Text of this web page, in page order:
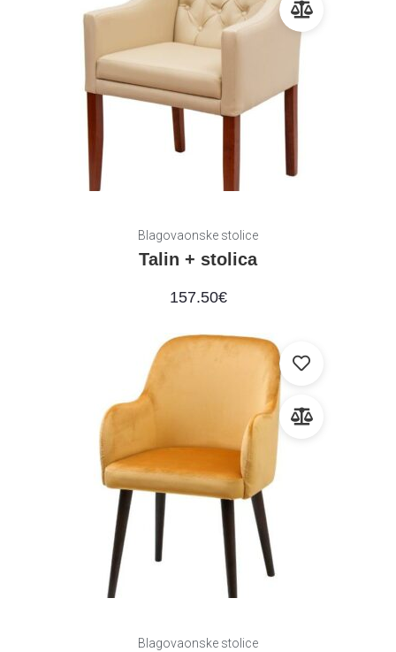
Blagovaonske stolice
Talin + stolica
157.50€
Blagovaonske stolice